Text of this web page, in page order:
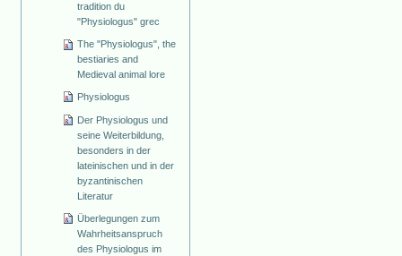
tradition du
"Physiologus" grec
The "Physiologus", the
bestiaries and
Medieval animal lore
Physiologus
Der Physiologus und
seine Weiterbildung,
besonders in der
lateinischen und in der
byzantinischen
Literatur
Überlegungen zum
Wahrheitsanspruch
des Physiologus im